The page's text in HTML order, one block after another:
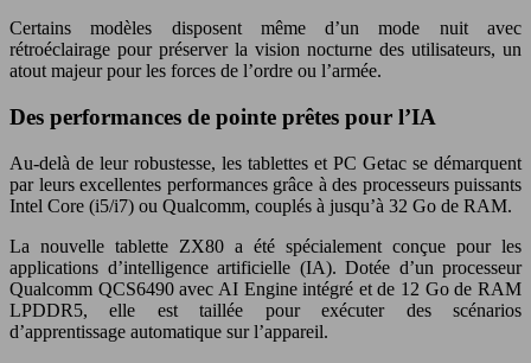
Certains modèles disposent même d’un mode nuit avec
rétroéclairage pour préserver la vision nocturne des utilisateurs, un
atout majeur pour les forces de l’ordre ou l’armée.
Des performances de pointe prêtes pour l’IA
Au-delà de leur robustesse, les tablettes et PC Getac se démarquent
par leurs excellentes performances grâce à des processeurs puissants
Intel Core (i5/i7) ou Qualcomm, couplés à jusqu’à 32 Go de RAM.
La nouvelle tablette ZX80 a été spécialement conçue pour les
applications d’intelligence artificielle (IA). Dotée d’un processeur
Qualcomm QCS6490 avec AI Engine intégré et de 12 Go de RAM
LPDDR5, elle est taillée pour exécuter des scénarios
d’apprentissage automatique sur l’appareil.